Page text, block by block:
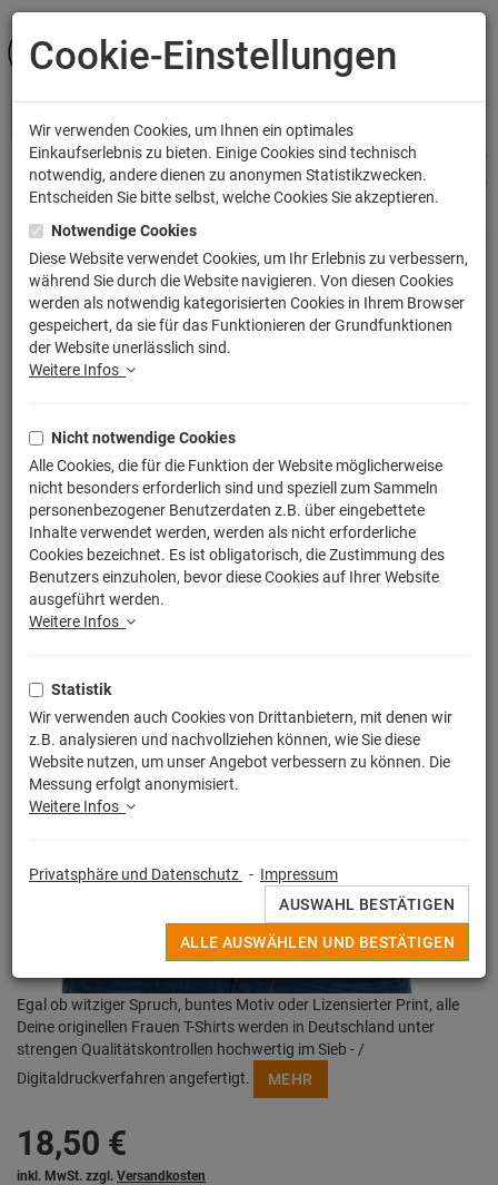
ANMELDEN
D20 I Win Sheldon T-Shirt
Artikelnummer: TLM2213G
Egal ob witziger Spruch, buntes Motiv oder Lizensierter Print, alle
Deine originellen Frauen T-Shirts werden in Deutschland unter
strengen Qualitätskontrollen hochwertig im Sieb - /
Digitaldruckverfahren angefertigt.
MEHR
18,50 €
inkl. MwSt. zzgl. Versandkosten
Cookie-Einstellungen
Wir verwenden Cookies, um Ihnen ein optimales
Einkaufserlebnis zu bieten. Einige Cookies sind technisch
notwendig, andere dienen zu anonymen Statistikzwecken.
Entscheiden Sie bitte selbst, welche Cookies Sie akzeptieren.
Notwendige Cookies
Diese Website verwendet Cookies, um Ihr Erlebnis zu verbessern,
während Sie durch die Website navigieren. Von diesen Cookies
werden als notwendig kategorisierten Cookies in Ihrem Browser
gespeichert, da sie für das Funktionieren der Grundfunktionen
der Website unerlässlich sind.
Weitere Infos
Nicht notwendige Cookies
Alle Cookies, die für die Funktion der Website möglicherweise
nicht besonders erforderlich sind und speziell zum Sammeln
personenbezogener Benutzerdaten z.B. über eingebettete
Inhalte verwendet werden, werden als nicht erforderliche
Cookies bezeichnet. Es ist obligatorisch, die Zustimmung des
Benutzers einzuholen, bevor diese Cookies auf Ihrer Website
ausgeführt werden.
Weitere Infos
Statistik
Wir verwenden auch Cookies von Drittanbietern, mit denen wir
z.B. analysieren und nachvollziehen können, wie Sie diese
Website nutzen, um unser Angebot verbessern zu können. Die
Messung erfolgt anonymisiert.
Weitere Infos
Privatsphäre und Datenschutz - Impressum
AUSWAHL BESTÄTIGEN
ALLE AUSWÄHLEN UND BESTÄTIGEN